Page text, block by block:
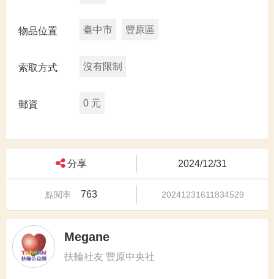
物品位置 臺中市 豐原區
索取方式 沒有限制
郵資 0 元
分享 2024/12/31
點閱率 763 20241231611834529
Megane
扶輪社友 豐原中央社